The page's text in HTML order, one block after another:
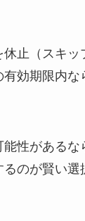
止（スキッ
効期限内な
能性があるな
のが賢い選